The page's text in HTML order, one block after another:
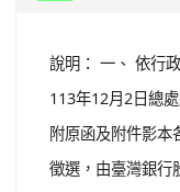
說明： 一、 依行
113年12月2日總
附原函及附件影本
徵選，由臺灣銀行